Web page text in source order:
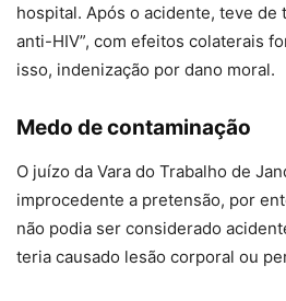
hospital. Após o acidente, teve de
anti-HIV”, com efeitos colaterais
isso, indenização por dano moral.
Medo de contaminação
O juízo da Vara do Trabalho de
improcedente a pretensão, por
não podia ser considerado
teria causado lesão corporal ou